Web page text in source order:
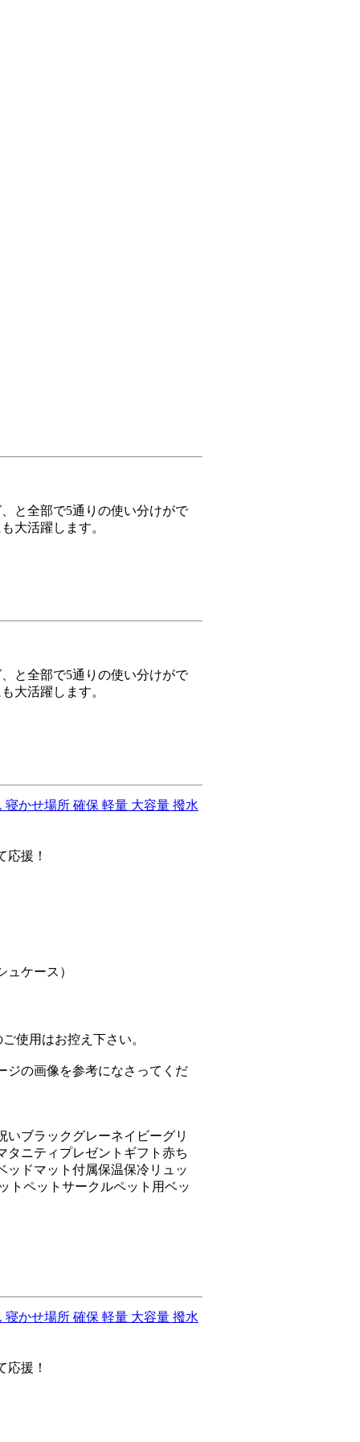
と全部で5通りの使い分けがで
大活躍します。
と全部で5通りの使い分けがで
大活躍します。
かせ場所 確保 軽量 大容量 撥水
援！
ケース）
使用はお控え下さい。
ジの画像を参考になさってくだ
いブラックグレーネイビーグリ
タニティプレゼントギフト赤ち
ッドマット付属保温保冷リュッ
トペットサークルペット用ベッ
かせ場所 確保 軽量 大容量 撥水
援！